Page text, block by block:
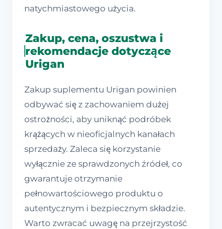
natychmiastowego użycia.
Zakup, cena, oszustwa i
rekomendacje dotyczące
Urigan
Zakup suplementu Urigan powinien
odbywać się z zachowaniem dużej
ostrożności, aby uniknąć podróbek
krążących w nieoficjalnych kanałach
sprzedaży. Zaleca się korzystanie
wyłącznie ze sprawdzonych źródeł, co
gwarantuje otrzymanie
pełnowartościowego produktu o
autentycznym i bezpiecznym składzie.
Warto zwracać uwagę na przejrzystość